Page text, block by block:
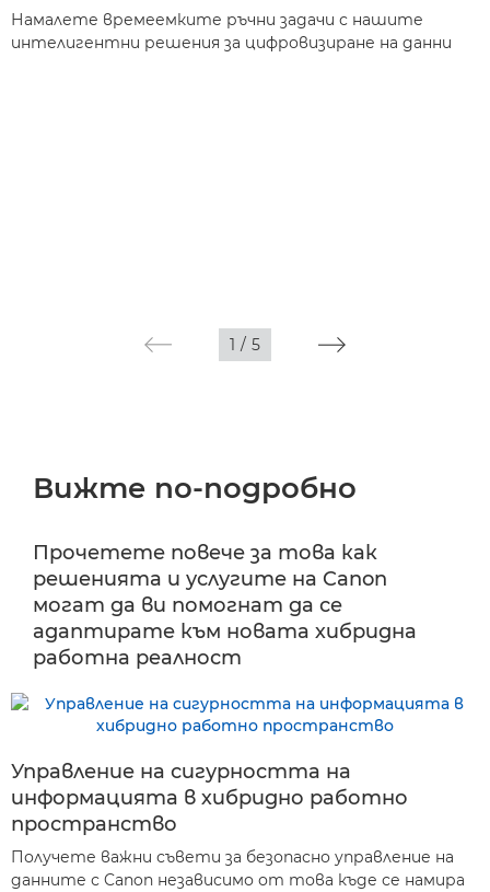
Намалете времеемките ръчни задачи с нашите
интелигентни решения за цифровизиране на данни
1 / 5
Вижте по-подробно
Прочетете повече за това как
решенията и услугите на Canon
могат да ви помогнат да се
адаптирате към новата хибридна
работна реалност
Управление на сигурността на
информацията в хибридно работно
пространство
Получете важни съвети за безопасно управление на
данните с Canon независимо от това къде се намира